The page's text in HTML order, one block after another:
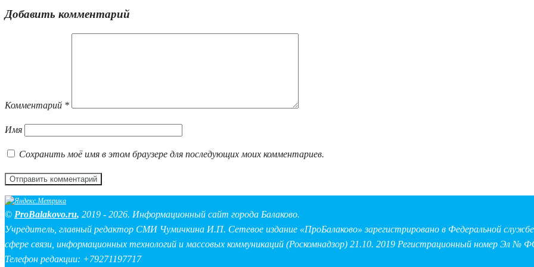
Добавить комментарий
Комментарий *
Имя
Сохранить моё имя в этом браузере для последующих моих комментариев.
© ProBalakovo.ru, 2019 - 2026. Информационный сайт города Балаково.
Учредитель, главный редактор СМИ Чумичкина И.П. Сетевое издание «ПроБалаково» зарегистрировано в Федеральной службе
сфере связи, информационных технологий и массовых коммуникаций (Роскомнадзор) 21.10. 2019 Регистрационный номер Эл №
Телефон редакции: +79271197717